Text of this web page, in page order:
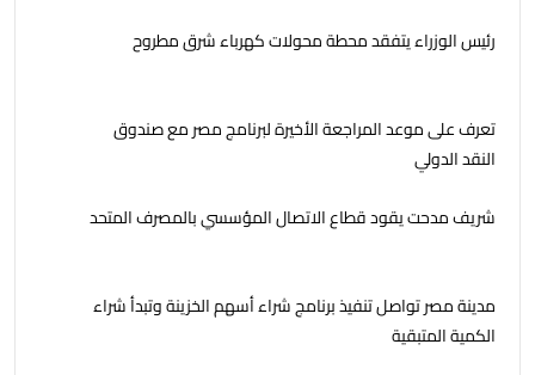
رئيس الوزراء يتفقد محطة محولات كهرباء شرق مطروح
تعرف على موعد المراجعة الأخيرة لبرنامج مصر مع صندوق
النقد الدولي
شريف مدحت يقود قطاع الاتصال المؤسسي بالمصرف المتحد
مدينة مصر تواصل تنفيذ برنامج شراء أسهم الخزينة وتبدأ شراء
الكمية المتبقية